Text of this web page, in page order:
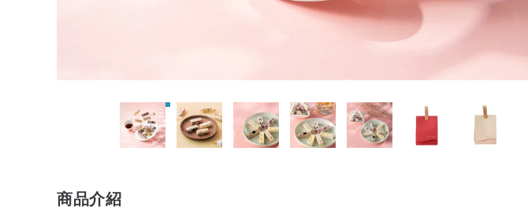
商品介紹